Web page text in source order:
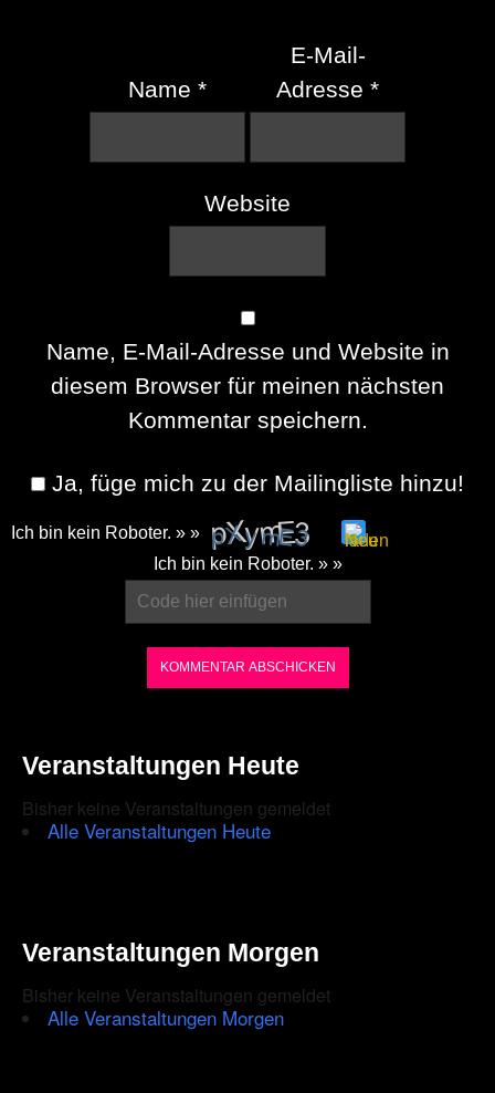
Name *
E-Mail-
Adresse*
Website
Name, E-Mail-Adresse und Website in
diesem Browser für meinen nächsten
Kommentar speichern.
Ja, füge mich zu der Mailingliste hinzu!
Ich bin kein Roboter. » »
the
to
are
human.
Ich bin kein Roboter. » »
Veranstaltungen Heute
Bisher keine Veranstaltungen gemeldet
Alle Veranstaltungen Heute
Veranstaltungen Morgen
Bisher keine Veranstaltungen gemeldet
Alle Veranstaltungen Morgen